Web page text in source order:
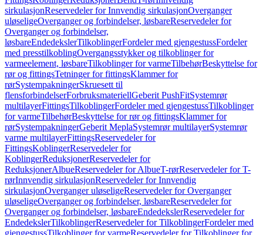
sirkulasjonReservedeler for Innvendig sirkulasjonOverganger
uløseligeOverganger og forbindelser, løsbareReservedeler for
Overganger og forbindelser,
løsbareEndedekslerTilkoblingerFordeler med gjengestussFordeler
med presstilkoblingOvergangsstykker og tilkoblinger for
varmeelement, løsbareTilkoblinger for varmeTilbehørBeskyttelse for
rør og fittingsTetninger for fittingsKlammer for
rørSystempakningerSkruesett til
flensforbindelserForbruksmateriellGeberit PushFitSystemrør
multilayerFittingsTilkoblingerFordeler med gjengestussTilkoblinger
for varmeTilbehørBeskyttelse for rør og fittingsKlammer for
rørSystempakningerGeberit MeplaSystemrør multilayerSystemrør
varme multilayerFittingsReservedeler for
FittingsKoblingerReservedeler for
KoblingerReduksjonerReservedeler for
ReduksjonerAlbueReservedeler for AlbueT-rørReservedeler for T-
rørInnvendig sirkulasjonReservedeler for Innvendig
sirkulasjonOverganger uløseligeReservedeler for Overganger
uløseligeOverganger og forbindelser, løsbareReservedeler for
Overganger og forbindelser, løsbareEndedekslerReservedeler for
EndedekslerTilkoblingerReservedeler for TilkoblingerFordeler med
gjengestussTilkoblinger for varmeReservedeler for Tilkoblinger for